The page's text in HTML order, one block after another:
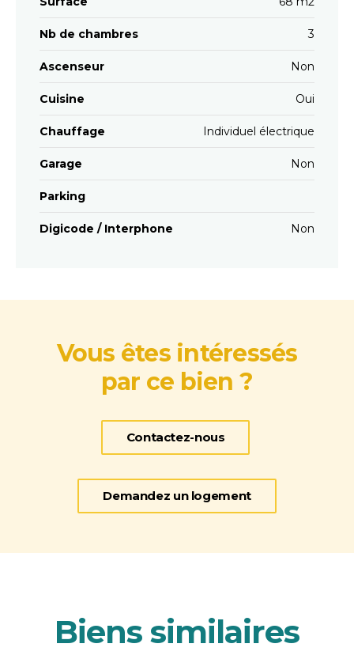
Nb de chambres 3
Ascenseur Non
Cuisine Oui
Chauffage Individuel électrique
Garage Non
Parking
Digicode / Interphone Non
Vous êtes intéressés
par ce bien ?
Contactez-nous
Demandez un logement
Biens similaires